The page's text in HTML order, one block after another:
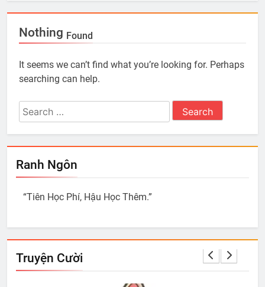
Ranh Ngôn
“Tiên Học Phí, Hậu Học Thêm.”
Truyện Cười
Nothing Found
It seems we can’t find what you’re looking for. Perhaps
searching can help.
Search
for: